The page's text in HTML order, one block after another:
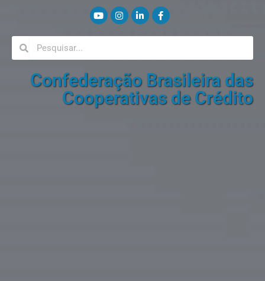
Confederação Brasileira das
Cooperativas de Crédito